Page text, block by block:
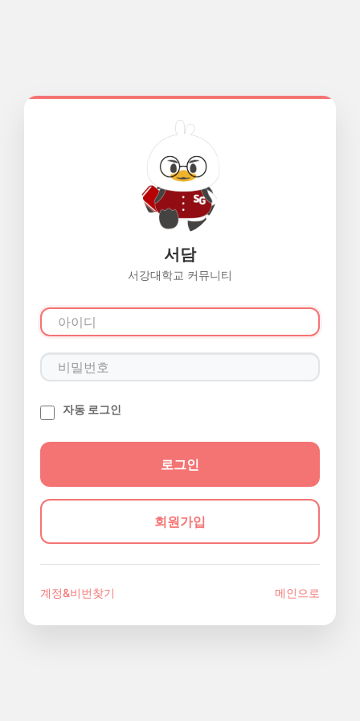
서담
서강대학교 커뮤니티
자동 로그인
회원가입
계정&비번찾기 메인으로